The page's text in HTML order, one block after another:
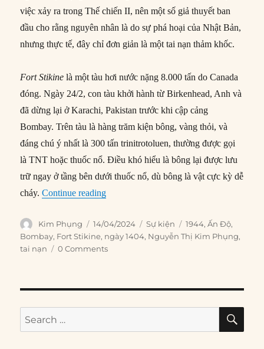
việc xảy ra trong Thế chiến II, nên một số giả thuyết ban
đầu cho rằng nguyên nhân là do sự phá hoại của Nhật Bản,
nhưng thực tế, đây chỉ đơn giản là một tai nạn thảm khốc.
Fort Stikine là một tàu hơi nước nặng 8.000 tấn do Canada
đóng. Ngày 24/2, con tàu khởi hành từ Birkenhead, Anh và
đã dừng lại ở Karachi, Pakistan trước khi cập cảng
Bombay. Trên tàu là hàng trăm kiện bông, vàng thỏi, và
đáng chú ý nhất là 300 tấn trinitrotoluen, thường được gọi
là TNT hoặc thuốc nổ. Điều khó hiểu là bông lại được lưu
trữ ngay ở tầng bên dưới thuốc nổ, dù bông là vật cực kỳ dễ
cháy.Continue reading“14/04/1944: Nổ tàu hàng tại Bombay,
Author
Kim Phụng
Posted
on
14/04/2024 Categories
Sự kiện Tags
1944,Ấn Độ,
Bombay, Fort Stikine, ngày 1404, Nguyễn Thị Kim Phụng,
tai nạn
0 Comments
Search
for: